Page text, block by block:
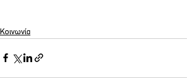
Κοινωνία